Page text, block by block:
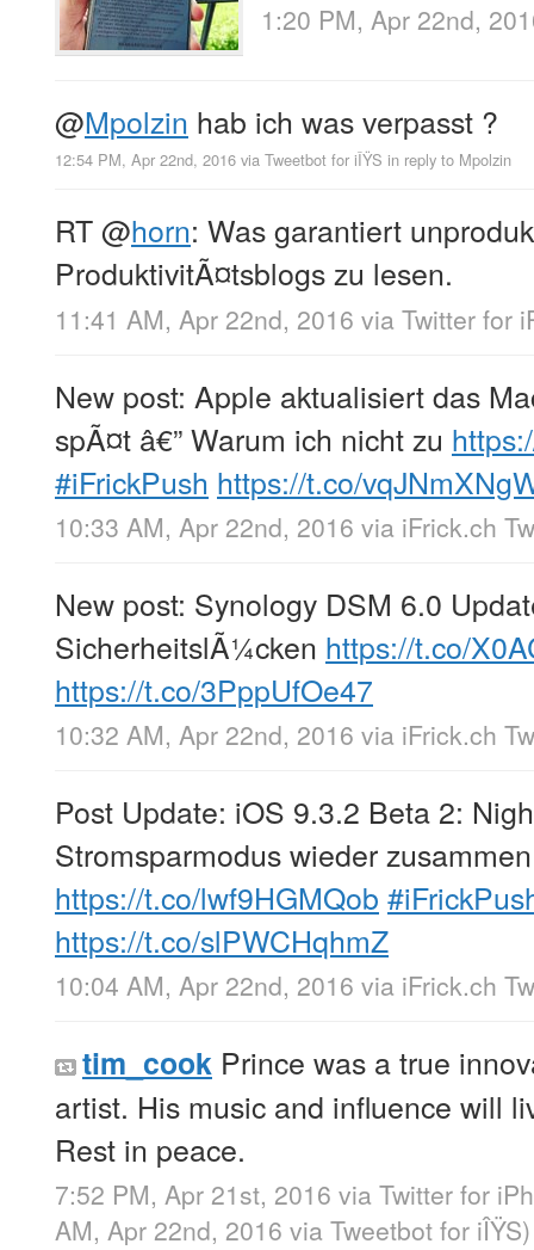
1:20 PM, Apr 22nd,
@Mpolzin hab ich was verpasst ?
12:54 PM, Apr 22nd, 2016 via Tweetbot for iÎŸS in reply to Mpolzin
RT@horn: Was garantiert
ProduktivitÃ¤tsblogs zu lesen.
11:41 AM, Apr 22nd, 2016 via Twitter for
New post: Apple aktualisiert das
spÃ¤t â€” Warum ich nicht zu
#iFrickPush https://t.co/
10:33 AM, Apr 22nd, 2016 via iFrick.ch
New post: Synology DSM 6.0
SicherheitslÃ¼cken https://t.co/
https://t.co/3PppUfOe47
10:32 AM, Apr 22nd, 2016 via iFrick.ch
Post Update: iOS 9.3.2 Beta 2:
Stromsparmodus wieder zusammen
https://t.co/lwf9HGMQob
https://t.co/slPWCHqhmZ
10:04 AM, Apr 22nd, 2016 via iFrick.ch
tim_cook Prince was a true
artist. His music and influence will
Rest in peace.
7:52 PM, Apr 21st, 2016 via Twitter for
AM, Apr 22nd, 2016 via Tweetbot for iÎŸS)